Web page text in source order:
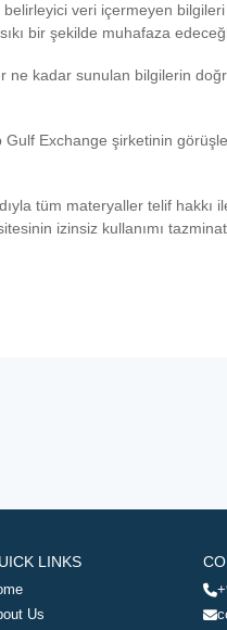
veri içermeyen bilgileri
bir şekilde muhafaza
ne kadar sunulan bilgilerin
Exchange şirketinin
tüm materyaller telif hakkı
izinsiz kullanımı
LINKS
Us